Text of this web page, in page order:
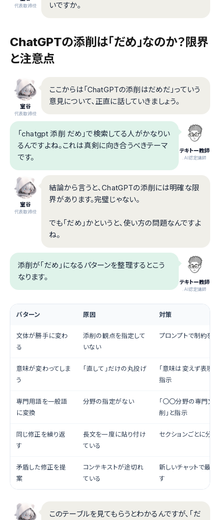
代表取締役 いですか。
ChatGPTの添削は「だめ」なのか？限界
と注意点
室谷
代表取締役
ここからは「ChatGPTの添削はだめだ」っていう
意見について、正直に話していきましょう。
テキトー教師
.AI認定講師
「chatgpt 添削 だめ」で検索してる人がかなりい
るんですよね。これは真剣に向き合うべきテーマ
です。
室谷
代表取締役
結論から言うと、ChatGPTの添削には明確な限
界があります。完璧じゃない。
でも「だめ」かというと、使い方の問題なんですよ
ね。
テキトー教師
.AI認定講師
添削が「だめ」になるパターンを整理するとこう
なります。
パターン 原因 対策
文体が勝手に変わ
る
添削の観点を指定して
いない
プロンプトで制約を
意味が変わってしま
う
「直して」だけの丸投げ
「意味は変えず表現
指示
専門用語を一般語
に変換
分野の指定がない
「〇〇分野の専門文
削」と指示
同じ修正を繰り返
す
長文を一度に貼り付け
ている
セクションごとに分
矛盾した修正を提
案
コンテキストが途切れ
ている
新しいチャットで最初
す
このテーブルを見てもらうとわかるんですが、「だ